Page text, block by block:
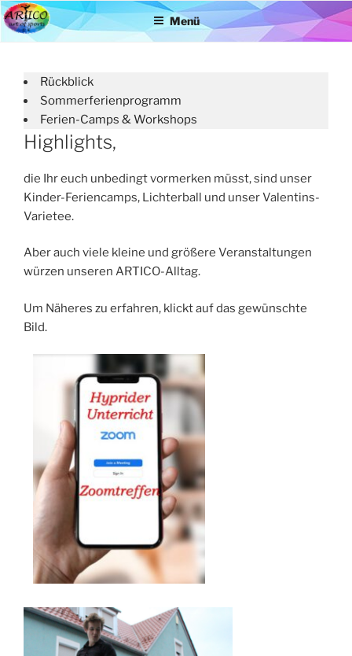
Zum
Inhalt
springen
Menü
Rückblick
Sommerferienprogramm
Ferien-Camps & Workshops
Highlights,
die Ihr euch unbedingt vormerken müsst, sind unser
Kinder-Feriencamps, Lichterball und unser Valentins-
Varietee.
Aber auch viele kleine und größere Veranstaltungen
würzen unseren ARTICO-Alltag.
Um Näheres zu erfahren, klickt auf das gewünschte
Bild.